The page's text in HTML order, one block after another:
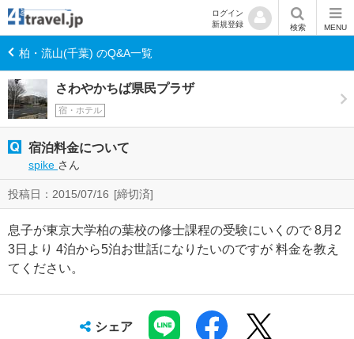
ログイン
新規登録
検索 MENU
柏・流山(千葉) のQ&A一覧
さわやかちば県民プラザ
宿・ホテル
宿泊料金について
spike さん
投稿日：2015/07/16 [締切済]
息子が東京大学柏の葉校の修士課程の受験にいくので 8月2
3日より 4泊から5泊お世話になりたいのですが 料金を教え
てください。
シェア